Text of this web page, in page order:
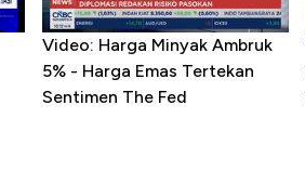
Video: Harga Minyak Ambruk
5% - Harga Emas Tertekan
Sentimen The Fed